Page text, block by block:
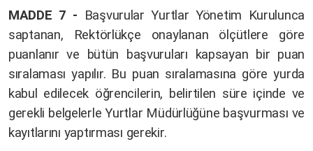
MADDE 7 - Başvurular Yurtlar Yönetim Kurulunca
saptanan, Rektörlükçe onaylanan ölçütlere göre
puanlanır ve bütün başvuruları kapsayan bir puan
sıralaması yapılır. Bu puan sıralamasına göre yurda
kabul edilecek öğrencilerin, belirtilen süre içinde ve
gerekli belgelerle Yurtlar Müdürlüğüne başvurması ve
kayıtlarını yaptırması gerekir.